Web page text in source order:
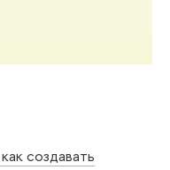
создавать